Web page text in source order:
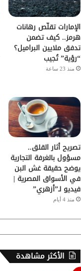
ك
الإمارات تقلّص رهانات
هرمز.. كيف تضمن
تدفق ملايين البراميل؟
“رؤية” تُجيب
منذ 23 ساعة
تصريح أثار القلق..
مسؤول بالغرفة التجارية
يوضح حقيقة غش البن
في الأسواق المصرية |
فيديو لـ”أزهري”
منذ 4 أيام
الأكثر مشاهدة